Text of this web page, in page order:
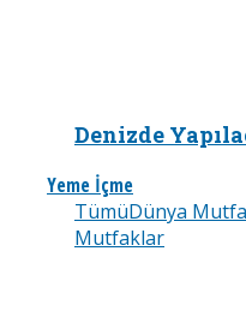
Denizde
Yeme İçme
TümüDünya
Mutfaklar